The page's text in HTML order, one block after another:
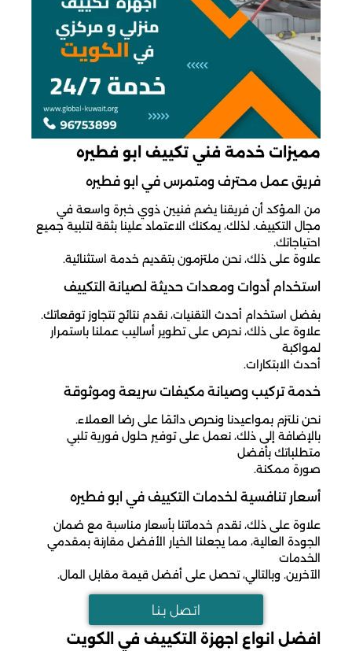
مميزات خدمة فني تكييف ابو فطيره
فريق عمل محترف ومتمرس في ابو فطيره
من المؤكد أن فريقنا يضم فنيين ذوي خبرة واسعة في
مجال التكييف. لذلك، يمكنك الاعتماد علينا بثقة لتلبية جميع
احتياجاتك.
علاوة على ذلك، نحن ملتزمون بتقديم خدمة استثنائية.
استخدام أدوات ومعدات حديثة لصيانة التكييف
بفضل استخدام أحدث التقنيات، نقدم نتائج تتجاوز توقعاتك.
علاوة على ذلك، نحرص على تطوير أساليب عملنا باستمرار
لمواكبة
أحدث الابتكارات.
خدمة تركيب وصيانة مكيفات سريعة وموثوقة
نحن نلتزم بمواعيدنا ونحرص دائمًا على رضا العملاء.
بالإضافة إلى ذلك، نعمل على توفير حلول فورية تلبي
متطلباتك بأفضل
صورة ممكنة.
أسعار تنافسية لخدمات التكييف في ابو فطيره
علاوة على ذلك، نقدم خدماتنا بأسعار مناسبة مع ضمان
الجودة العالية، مما يجعلنا الخيار الأفضل مقارنة بمقدمي
الخدمات
الآخرين. وبالتالي، تحصل على أفضل قيمة مقابل المال.
اتـصل بـنـا
افضل انواع اجهزة التكييف في الكويت